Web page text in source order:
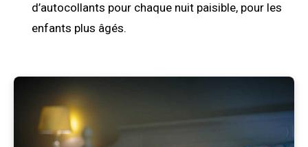
d’autocollants pour chaque nuit paisible, pour les
enfants plus âgés.